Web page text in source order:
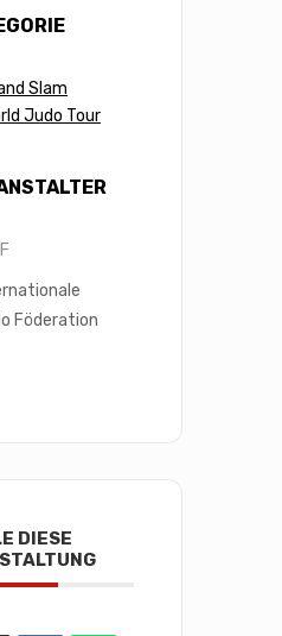
Slam
Judo Tour
Föderation
DIESE